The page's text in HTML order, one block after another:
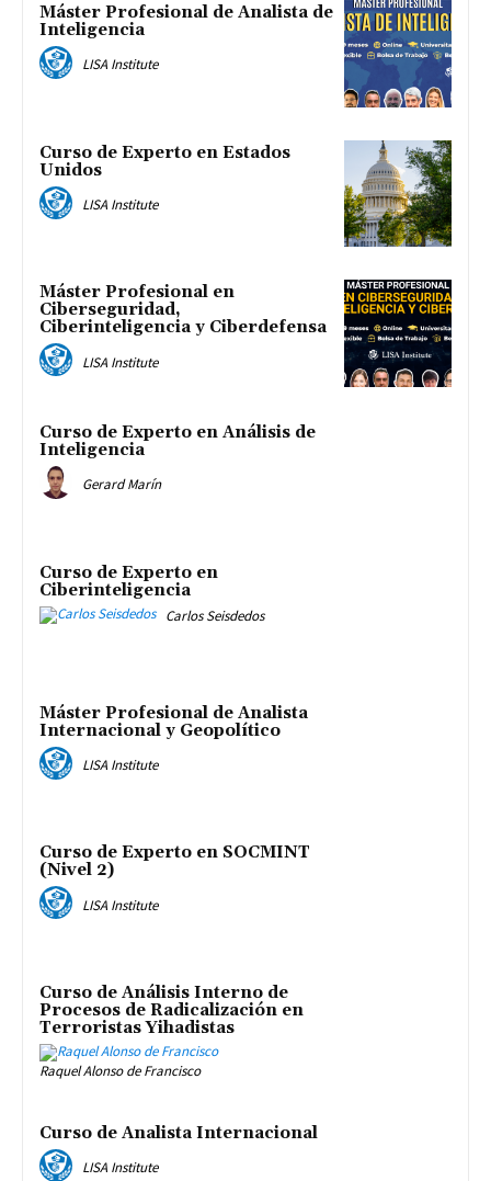
Máster Profesional de Analista de
Inteligencia
LISA Institute
Curso de Experto en Estados
Unidos
LISA Institute
Máster Profesional en
Ciberseguridad,
Ciberinteligencia y Ciberdefensa
LISA Institute
Curso de Experto en Análisis de
Inteligencia
Gerard Marín
Curso de Experto en
Ciberinteligencia
Carlos Seisdedos
Máster Profesional de Analista
Internacional y Geopolítico
LISA Institute
Curso de Experto en SOCMINT
(Nivel 2)
LISA Institute
Curso de Análisis Interno de
Procesos de Radicalización en
Terroristas Yihadistas
Raquel Alonso de Francisco
Curso de Analista Internacional
LISA Institute